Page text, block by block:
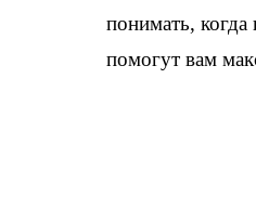
понимать, когда
помогут вам